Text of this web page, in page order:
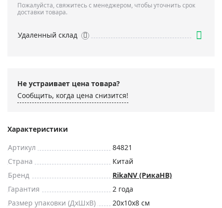
Пожалуйста, свяжитесь с менеджером, чтобы уточнить срок
доставки товара.
Удаленный склад
Не устраивает цена товара?
Сообщить, когда цена снизится!
Характеристики
Артикул
84821
Страна
Китай
Бренд
RikaNV (РикаНВ)
Гарантия
2 года
Размер упаковки (ДxШxВ)
20x10x8 см